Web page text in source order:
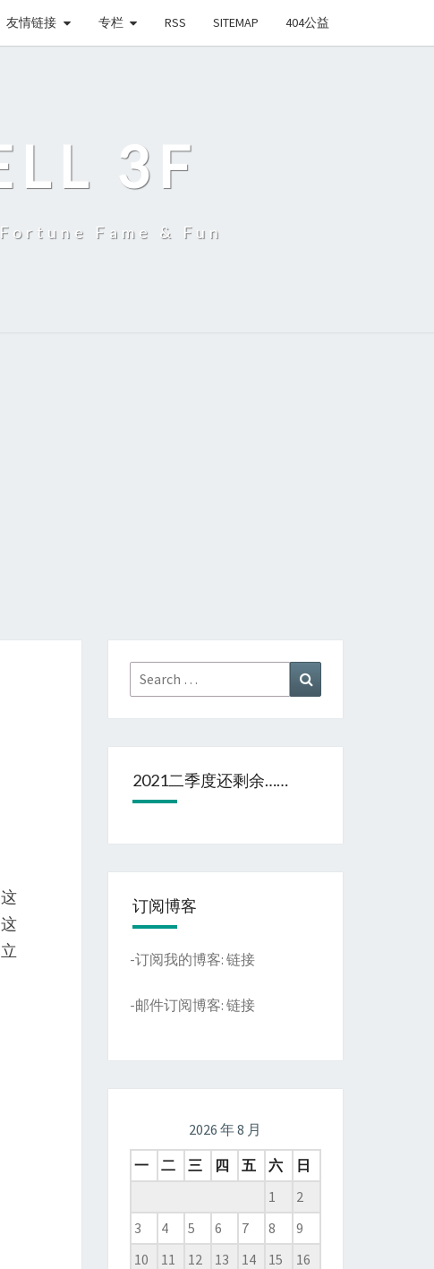
友情链接 专栏 RSS SITEMAP 404公益
3F
Fortune Fame & Fun
Search
for:
2021二季度还剩余……
订阅博客
-订阅我的博客: 链接
-邮件订阅博客: 链接
2026 年 8 月
一
二 三 四 五 六
日
1
2
3
4 5 6 7 8
9
10
11 12 13 14 15
16